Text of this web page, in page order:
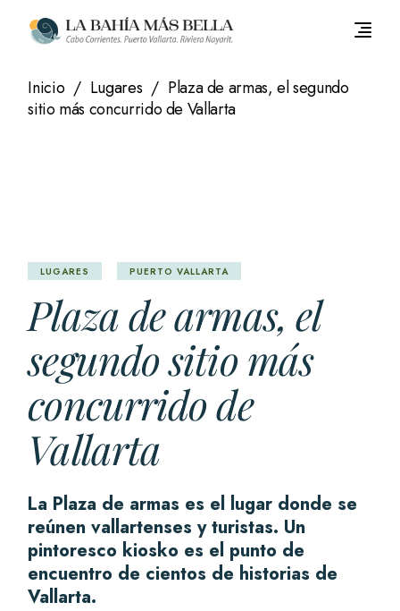
contenido
Inicio Lugares
Plaza de armas, el segundo
sitio más concurrido de Vallarta
LUGARES PUERTO VALLARTA
Plaza de armas, el
segundo sitio más
concurrido de
Vallarta
La Plaza de armas es el lugar donde se
reúnen vallartenses y turistas. Un
pintoresco kiosko es el punto de
encuentro de cientos de historias de
Vallarta.